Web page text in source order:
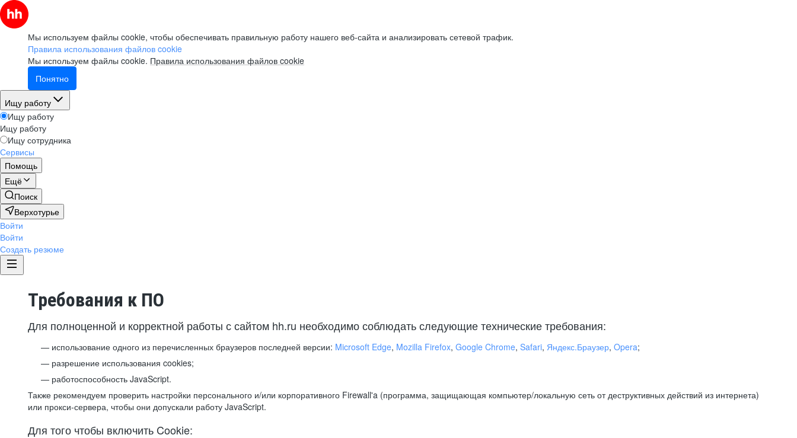
Мы используем файлы cookie, чтобы обеспечивать правильную работу нашего веб-сайта и анализировать сетевой трафик.
Правила использования файлов cookie
Мы используем файлы cookie. Правила использования файлов cookie
Понятно
Ищу работу
Ищу работу
Ищу работу
Ищу сотрудника
Сервисы
Помощь
Ещё
Поиск
Верхотурье
Войти
Войти
Создать резюме
Требования к ПО
Для полноценной и корректной работы с сайтом hh.ru необходимо соблюдать следующие технические требования:
использование одного из перечисленных браузеров последней версии: Microsoft Edge, Mozilla Firefox, Google Chrome, Safari, Яндекс.Браузер, Opera;
разрешение использования cookies;
работоспособность JavaScript.
Также рекомендуем проверить настройки персонального и/или корпоративного Firewall'a (программа, защищающая компьютер/локальную сеть от деструктивных действий из интернета)
или прокси-сервера, чтобы они допускали работу JavaScript.
Для того чтобы включить Cookie: